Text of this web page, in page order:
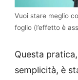
Vuoi stare meglio
foglio (l’effetto è
Questa
semplicità, è